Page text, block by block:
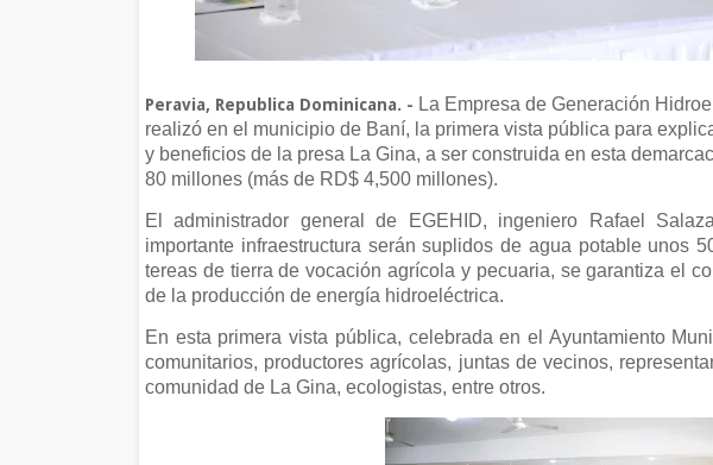
Peravia, Republica Dominicana. - La Empresa de Generación
realizó en el municipio de Baní, la primera vista pública para
y beneficios de la presa La Gina, a ser construida en esta
80 millones (más de RD$ 4,500 millones).
El administrador general de EGEHID, ingeniero Rafael
importante infraestructura serán suplidos de agua potable unos
tereas de tierra de vocación agrícola y pecuaria, se garantiza el
de la producción de energía hidroeléctrica.
En esta primera vista pública, celebrada en el Ayuntamiento
comunitarios, productores agrícolas, juntas de vecinos,
comunidad de La Gina, ecologistas, entre otros.